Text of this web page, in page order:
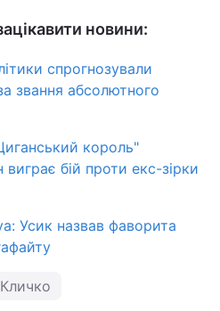
новини:
спрогнозували
звання абсолютного
король"
виграє бій проти екс-зірки
Усик назвав фаворита